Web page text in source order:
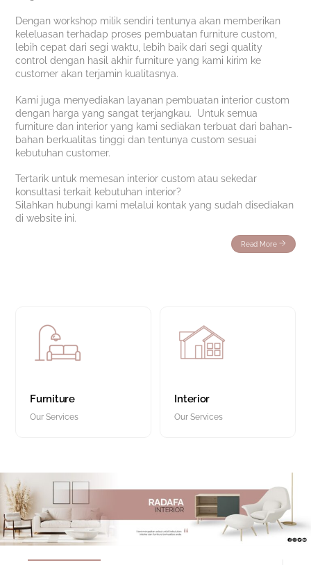
Dengan workshop milik sendiri tentunya akan memberikan
keleluasan terhadap proses pembuatan furniture custom,
lebih cepat dari segi waktu, lebih baik dari segi quality
control dengan hasil akhir furniture yang kami kirim ke
customer akan terjamin kualitasnya.
Kami juga menyediakan layanan pembuatan interior custom
dengan harga yang sangat terjangkau. Untuk semua
furniture dan interior yang kami sediakan terbuat dari bahan-
bahan berkualitas tinggi dan tentunya custom sesuai
kebutuhan customer.
Tertarik untuk memesan interior custom atau sekedar
konsultasi terkait kebutuhan interior?
Silahkan hubungi kami melalui kontak yang sudah disediakan
di website ini.
Read More
Furniture
Our Services
Interior
Our Services